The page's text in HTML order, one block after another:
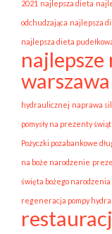
2021 najlepsza dieta
odchudzająca najlepsza
najlepsza dieta
warszawa
hydraulicznej naprawa
pomysły na prezenty
Pożyczki pozabankowe
na boże narodzenie
święta bożego narodzenia
regeneracja pompy